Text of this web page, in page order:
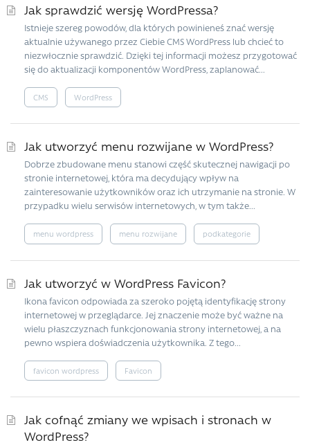
Jak sprawdzić wersję WordPressa?
Istnieje szereg powodów, dla których powinieneś znać wersję
aktualnie używanego przez Ciebie CMS WordPress lub chcieć to
niezwłocznie sprawdzić. Dzięki tej informacji możesz przygotować
się do aktualizacji komponentów WordPress, zaplanować...
CMS WordPress
Jak utworzyć menu rozwijane w WordPress?
Dobrze zbudowane menu stanowi część skutecznej nawigacji po
stronie internetowej, która ma decydujący wpływ na
zainteresowanie użytkowników oraz ich utrzymanie na stronie. W
przypadku wielu serwisów internetowych, w tym także...
menu wordpress menu rozwijane podkategorie
Jak utworzyć w WordPress Favicon?
Ikona favicon odpowiada za szeroko pojętą identyfikację strony
internetowej w przeglądarce. Jej znaczenie może być ważne na
wielu płaszczyznach funkcjonowania strony internetowej, a na
pewno wspiera doświadczenia użytkownika. Z tego...
favicon wordpress Favicon
Jak cofnąć zmiany we wpisach i stronach w
WordPress?